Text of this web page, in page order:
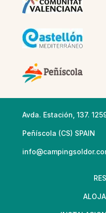
Avda. Estación, 137.
Peñíscola (CS) SPAIN